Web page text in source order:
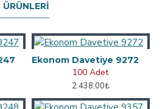
Ekonom Davetiye 9272
100 Adet
2.438,00₺